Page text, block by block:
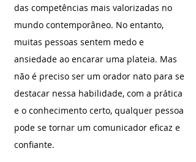
das competências mais valorizadas no
mundo contemporâneo. No entanto,
muitas pessoas sentem medo e
ansiedade ao encarar uma plateia. Mas
não é preciso ser um orador nato para se
destacar nessa habilidade, com a prática
e o conhecimento certo, qualquer pessoa
pode se tornar um comunicador eficaz e
confiante.